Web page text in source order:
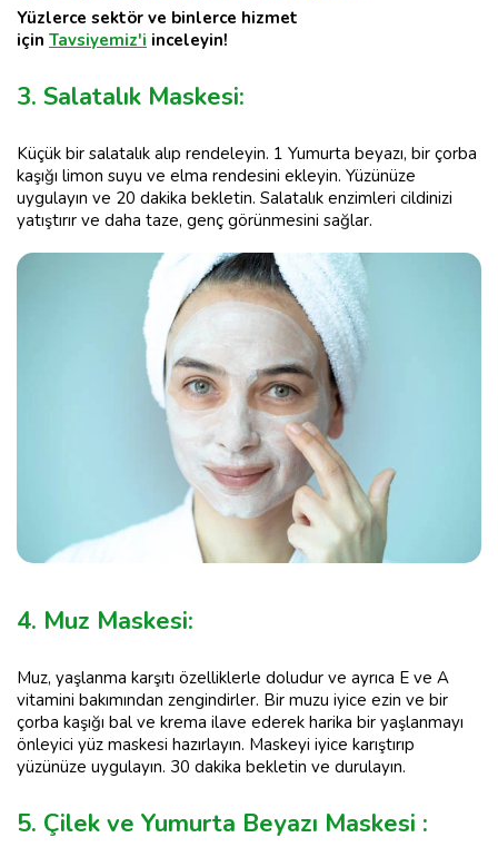
Yüzlerce sektör ve binlerce hizmet
için Tavsiyemiz'i inceleyin!
3. Salatalık Maskesi:
Küçük bir salatalık alıp rendeleyin. 1 Yumurta beyazı, bir çorba
kaşığı limon suyu ve elma rendesini ekleyin. Yüzünüze
uygulayın ve 20 dakika bekletin. Salatalık enzimleri cildinizi
yatıştırır ve daha taze, genç görünmesini sağlar.
4. Muz Maskesi:
Muz, yaşlanma karşıtı özelliklerle doludur ve ayrıca E ve A
vitamini bakımından zengindirler. Bir muzu iyice ezin ve bir
çorba kaşığı bal ve krema ilave ederek harika bir yaşlanmayı
önleyici yüz maskesi hazırlayın. Maskeyi iyice karıştırıp
yüzünüze uygulayın. 30 dakika bekletin ve durulayın.
5. Çilek ve Yumurta Beyazı Maskesi :